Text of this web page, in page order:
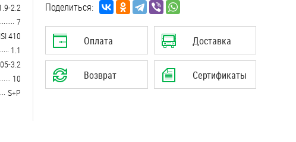
2.2
7
410
1.1
3.2
10
S+P
Поделиться:
Оплата Доставка
Возврат Сертификаты